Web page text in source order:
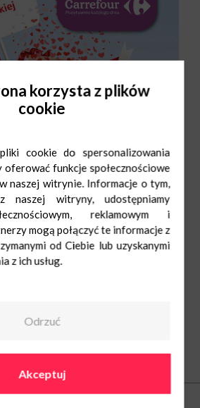
korzysta z plików
cookie
cookie do spersonalizowania
oferować funkcje społecznościowe
naszej witrynie. Informacje o tym,
naszej witryny, udostępniamy
reklamowym i
mogą połączyć te informacje z
od Ciebie lub uzyskanymi
z ich usług.
Odrzuć
Akceptuj